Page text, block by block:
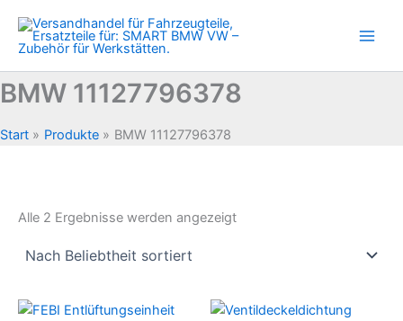
Inhalt
springen
BMW 11127796378
Start Produkte BMW 11127796378
Alle 2 Ergebnisse werden angezeigtNach